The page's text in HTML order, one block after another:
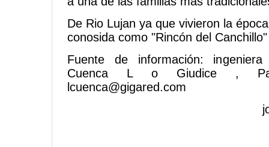
De Rio Lujan ya que vivieron la
conosida como "Rincón del
Fuente de información:
Cuenca L o Giudice ,
lcuenca@gigared.com